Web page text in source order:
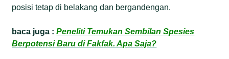
posisi tetap di belakang dan bergandengan.
baca juga :Peneliti Temukan Sembilan Spesies
Berpotensi Baru di Fakfak. Apa Saja?